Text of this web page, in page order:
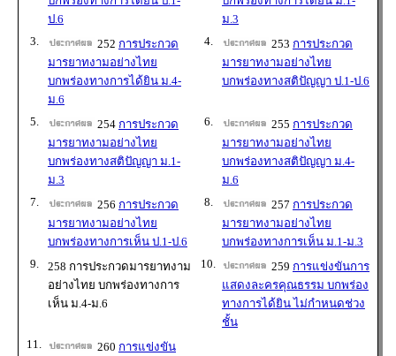
ป.6
ม.3
3.
252 การประกวด
มารยาทงามอย่างไทย
บกพร่องทางการได้ยิน ม.4-
ม.6
4. 253 การประกวด
มารยาทงามอย่างไทย
บกพร่องทางสติปัญญา ป.1-ป.6
5. 254 การประกวด
มารยาทงามอย่างไทย
บกพร่องทางสติปัญญา ม.1-
ม.3
6. 255 การประกวด
มารยาทงามอย่างไทย
บกพร่องทางสติปัญญา ม.4-
ม.6
7.
256 การประกวด
มารยาทงามอย่างไทย
บกพร่องทางการเห็น ป.1-ป.6
8. 257 การประกวด
มารยาทงามอย่างไทย
บกพร่องทางการเห็น ม.1-ม.3
9.
258 การประกวดมารยาทงาม
อย่างไทย บกพร่องทางการ
เห็น ม.4-ม.6
10. 259 การแข่งขันการ
แสดงละครคุณธรรม บกพร่อง
ทางการได้ยิน ไม่กำหนดช่วง
ชั้น
11.
260 การแข่งขัน